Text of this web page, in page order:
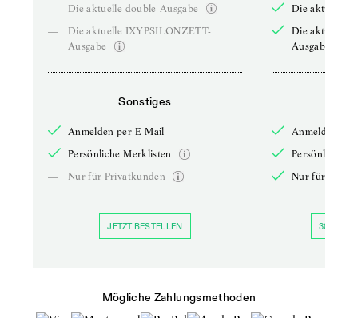
—
Die aktuelle double-Ausgabe
—
Die aktuelle IXYPSILONZETT-
Ausgabe
Sonstiges
Anmelden per E-Mail
Persönliche Merklisten
—
Nur für Privatkunden
JETZT BESTELLEN
Die aktuelle
Die aktuelle
Ausgabe
Anmelden
Persönliche
Nur für
30 TAGE
Mögliche Zahlungsmethoden